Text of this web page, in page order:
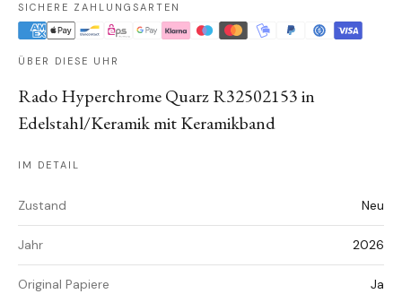
SICHERE ZAHLUNGSARTEN
ÜBER DIESE UHR
Rado Hyperchrome Quarz R32502153 in
Edelstahl/Keramik mit Keramikband
IM DETAIL
Zustand Neu
Jahr 2026
Original Papiere Ja